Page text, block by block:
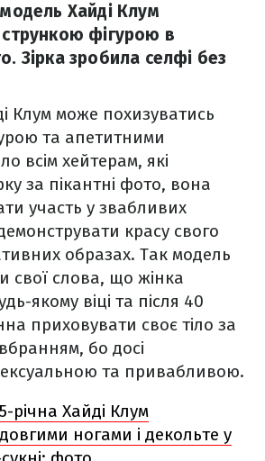
Хайді Клум
фігурою в
Зірка зробила селфі без
Клум може похизуватись
та апетитними
всім хейтерам, які
за пікантні фото, вона
участь у звабливих
красу свого
образах. Так модель
свої слова, що жінка
якому віці та після 40
приховувати своє тіло за
бо досі
та привабливою.
річна Хайді Клум
ногами і декольте у